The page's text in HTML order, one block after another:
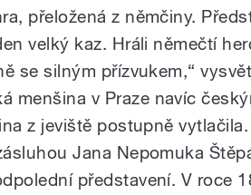
přeložená z němčiny.
velký kaz. Hráli němečtí
se silným přízvukem,“
menšina v Praze navíc
z jeviště postupně
Jana Nepomuka
představení. V roce